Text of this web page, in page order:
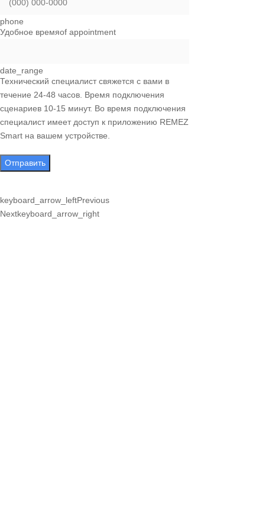
phone
Удобное времяof appointment
date_range
Технический специалист свяжется с вами в
течение 24-48 часов. Время подключения
сценариев 10-15 минут. Во время подключения
специалист имеет доступ к приложению REMEZ
Smart на вашем устройстве.
Отправить
keyboard_arrow_leftPrevious
Nextkeyboard_arrow_right